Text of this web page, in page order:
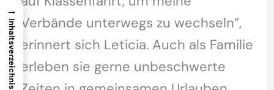
Verbände unterwegs zu wechseln”,
erinnert sich Leticia. Auch als Familie
erleben sie gerne unbeschwerte
→
Inhaltsverzeichnis